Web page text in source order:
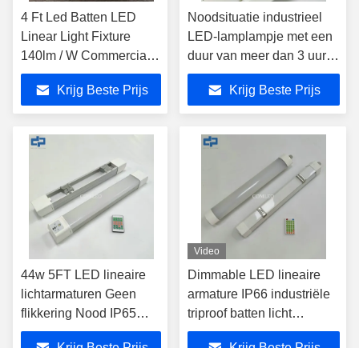
4 Ft Led Batten LED
Linear Light Fixture
140lm / W Commercial
For Office
Krijg Beste Prijs
Noodsituatie industrieel
LED-lamplampje met een
duur van meer dan 3 uur
IP20 LED-lineaire
verlichting voor
hanginstallatie
parkeerplaats
Verlichtingsarmaturen met
110-140lm/w noodsituatie
lineaire verlichting
Krijg Beste Prijs
44w 5FT LED lineaire
lichtarmaturen Geen
flikkering Nood IP65
Weerbestendige led-
Video
Dimmable LED lineaire
armature IP66 industriële
triproof batten licht
Oppervlakte Mount